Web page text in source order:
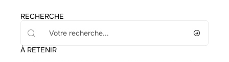
RECHERCHE
À RETENIR